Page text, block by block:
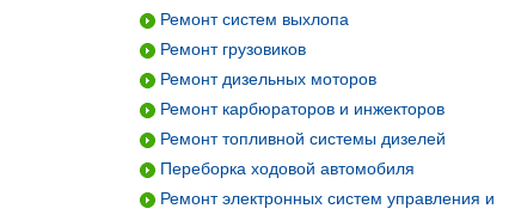
Ремонт систем выхлопа
Ремонт грузовиков
Ремонт дизельных моторов
Ремонт карбюраторов и инжекторов
Ремонт топливной системы дизелей
Переборка ходовой автомобиля
Ремонт электронных систем управления и